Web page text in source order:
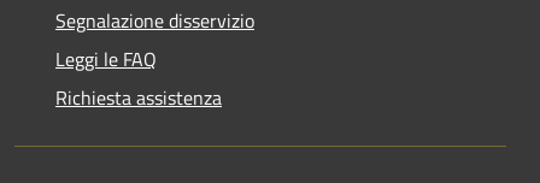
Segnalazione disservizio
Leggi le FAQ
Richiesta assistenza